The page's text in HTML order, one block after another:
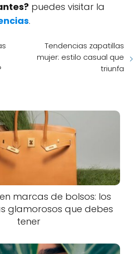
puedes visitar la
.
Tendencias zapatillas
mujer: estilo casual que
triunfa
marcas de bolsos: los
glamorosos que debes
tener